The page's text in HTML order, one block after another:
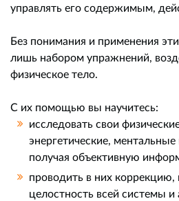
управлять его содержимым,
Без понимания и применения
лишь набором упражнений,
физическое тело.
С их помощью вы научитесь:
исследовать свои
энергетические,
получая объективную
проводить в них коррекцию,
целостность всей системы и